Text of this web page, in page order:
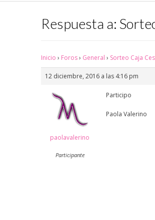
Respuesta a:
Inicio › Foros› General › Sorteo Caja
12 diciembre, 2016 a las 4:16 pm
paolavalerino
Participante
Participo
Paola Valerino